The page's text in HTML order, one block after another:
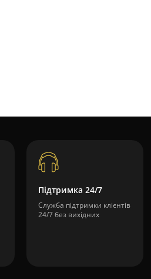
Підтримка 24/7
Служба підтримки клієнтів
24/7 без вихідних